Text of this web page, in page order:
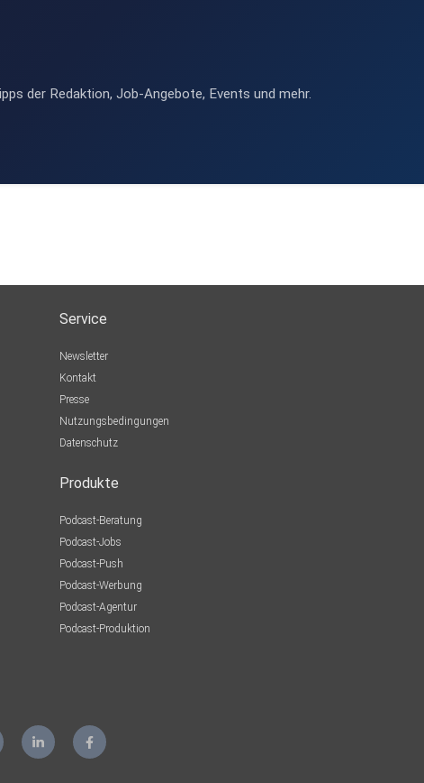
der Redaktion, Job-Angebote, Events und mehr.
Service
Newsletter
Kontakt
Presse
Nutzungsbedingungen
Datenschutz
Produkte
Podcast-Beratung
Podcast-Jobs
Podcast-Push
Podcast-Werbung
Podcast-Agentur
Podcast-Produktion